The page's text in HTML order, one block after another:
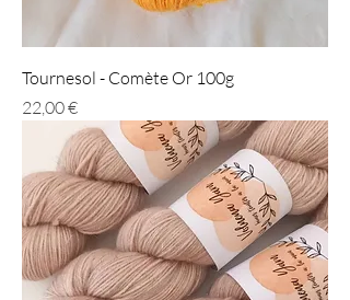
Tournesol - Comète Or 100g
Prix
22,00 €